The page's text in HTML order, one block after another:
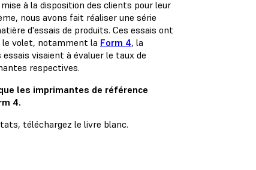
à la disposition des clients pour leur
nous avons fait réaliser une série
d'essais de produits. Ces essais ont
le volet, notamment la Form 4, la
visaient à évaluer le taux de
respectives.
les imprimantes de référence
4.
téléchargez le livre blanc.